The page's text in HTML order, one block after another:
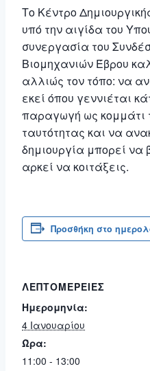
Το Κέντρο
υπό την αιγίδα του
συνεργασία του
Βιομηχανιών Έβρου
αλλιώς τον τόπο: να
εκεί όπου γεννιέται
παραγωγή ως κομμάτι
ταυτότητας και να
δημιουργία μπορεί να
αρκεί να κοιτάξεις.
Προσθήκη στο
ΛΕΠΤΟΜΈΡΕΙΕΣ
Ημερομηνία:
4 Ιανουαρίου
Ώρα:
11:00 - 13:00